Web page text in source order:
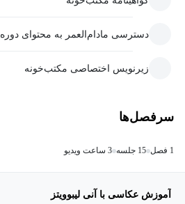
دسترسی مادام‌العمر به محتوای دوره
زیرنویس اختصاصی مکتب‌خونه
سرفصل‌ها
1 فصل 15 جلسه 3 ساعت ویدیو
آموزش عکاسی با آنی لیبوویتز